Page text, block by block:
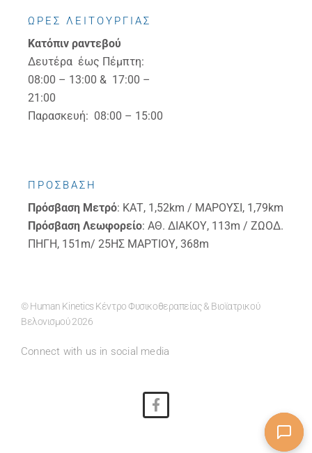
ΩΡΕΣ ΛΕΙΤΟΥΡΓΙΑΣ
Κατόπιν ραντεβού
Δευτέρα έως Πέμπτη:
08:00 – 13:00 & 17:00 –
21:00
Παρασκευή: 08:00 – 15:00
ΠΡΟΣΒΑΣΗ
Πρόσβαση Μετρό: ΚΑΤ, 1,52km / ΜΑΡΟΥΣΙ, 1,79km
Πρόσβαση Λεωφορείο: ΑΘ. ΔΙΑΚΟΥ, 113m / ΖΩΟΔ.
ΠΗΓΗ, 151m/ 25ΗΣ ΜΑΡΤΙΟΥ, 368m
© Human Kinetics Κέντρο Φυσικοθεραπείας & Βιοϊατρικού
Βελονισμού 2026
Connect with us in social media